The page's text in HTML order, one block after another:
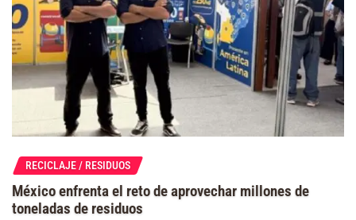
RECICLAJE / RESIDUOS
México enfrenta el reto de aprovechar millones de
toneladas de residuos